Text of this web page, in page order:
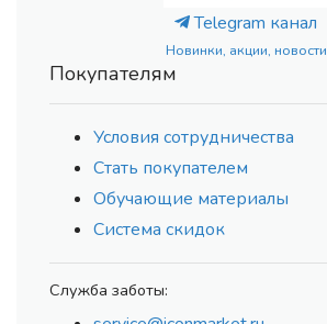
Telegram канал
Новинки, акции, новости
Покупателям
Условия сотрудничества
Стать покупателем
Обучающие материалы
Система скидок
Служба заботы: